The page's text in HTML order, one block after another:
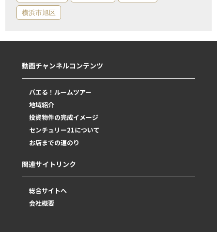
横浜市旭区
動画チャンネルコンテンツ
バエる！ルームツアー
地域紹介
投資物件の完成イメージ
センチュリー21について
お店までの道のり
関連サイトリンク
総合サイトへ
会社概要